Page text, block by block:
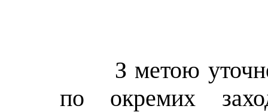
З метою
по окремих